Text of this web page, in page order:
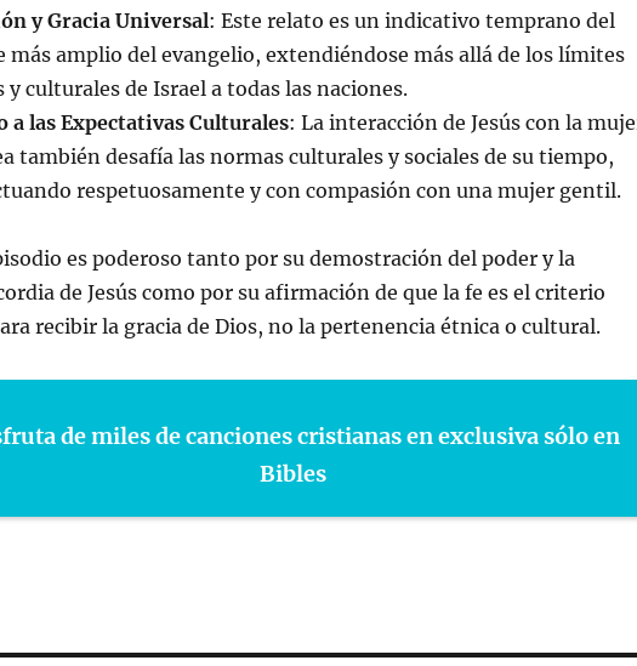
y Gracia Universal: Este relato es un indicativo temprano del
más amplio del evangelio, extendiéndose más allá de los límites
y culturales de Israel a todas las naciones.
a las Expectativas Culturales: La interacción de Jesús con la
también desafía las normas culturales y sociales de su tiempo,
respetuosamente y con compasión con una mujer gentil.
es poderoso tanto por su demostración del poder y la
de Jesús como por su afirmación de que la fe es el criterio
recibir la gracia de Dios, no la pertenencia étnica o cultural.
de miles de canciones cristianas en exclusiva sólo en
Bibles